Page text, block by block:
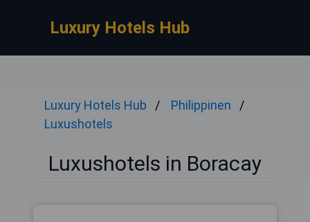
Luxury Hotels Hub
Luxury Hotels Hub
Philippinen
Luxushotels
Luxushotels in Boracay